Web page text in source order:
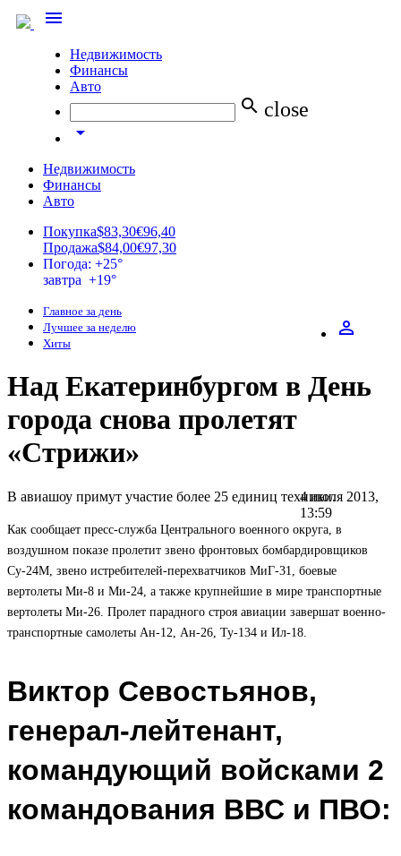
menu
Недвижимость
Финансы
Авто
search close
arrow_drop_down
Недвижимость
Финансы
Авто
Покупка$83,30€96,40
Продажа$84,00€97,30
Погода: +25°
завтра +19°
perm_identity
Главное за день
Лучшее за неделю
Хиты
Над Екатеринбургом в День
города снова пролетят
«Стрижи»
4 июля 2013,
13:59
В авиашоу примут участие более 25 единиц техники.
Как сообщает пресс-служба Центрального военного округа, в
воздушном показе пролетит звено фронтовых бомбардировщиков
Су-24М, звено истребителей-перехватчиков МиГ-31, боевые
вертолеты Ми-8 и Ми-24, а также крупнейшие в мире транспортные
вертолеты Ми-26. Пролет парадного строя авиации завершат военно-
транспортные самолеты Ан-12, Ан-26, Ту-134 и Ил-18.
Виктор Севостьянов,
генерал-лейтенант,
командующий войсками 2
командования ВВС и ПВО: